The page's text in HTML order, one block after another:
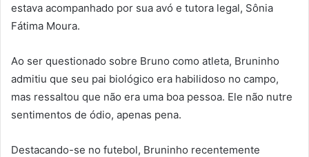
estava acompanhado por sua avó e tutora legal, Sônia
Fátima Moura.
Ao ser questionado sobre Bruno como atleta, Bruninho
admitiu que seu pai biológico era habilidoso no campo,
mas ressaltou que não era uma boa pessoa. Ele não nutre
sentimentos de ódio, apenas pena.
Destacando-se no futebol, Bruninho recentemente